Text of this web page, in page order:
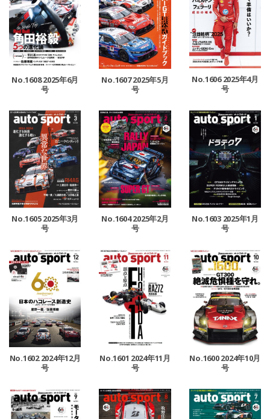
No.1608 2025年6月
号
No.1607 2025年5月
号
No.1606 2025年4月
号
No.1605 2025年3月
号
No.1604 2025年2月
号
No.1603 2025年1月
号
No.1602 2024年12月
号
No.1601 2024年11月
号
No.1600 2024年10月
号